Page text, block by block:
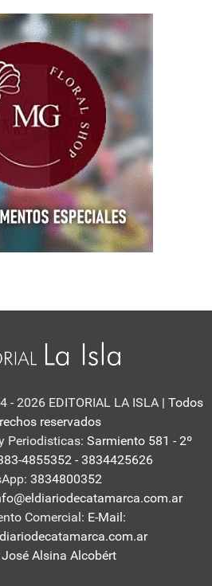
- 2026 EDITORIAL LA ISLA | Todos
reservados
Periodisticas: Sarmiento 581 - 2º
4855352 - 3834425626
3834800352
Comercial: E-Mail:
José Alsina Alcobért